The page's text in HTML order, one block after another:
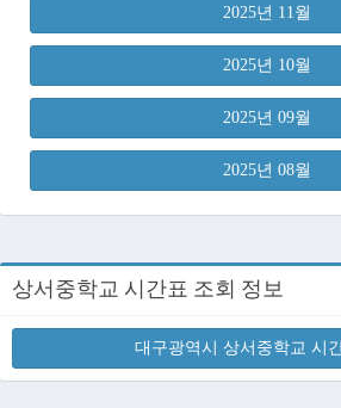
2025년 11월
2025년 10월
2025년 09월
2025년 08월
상서중학교 시간표 조회 정보
대구광역시 상서중학교 시